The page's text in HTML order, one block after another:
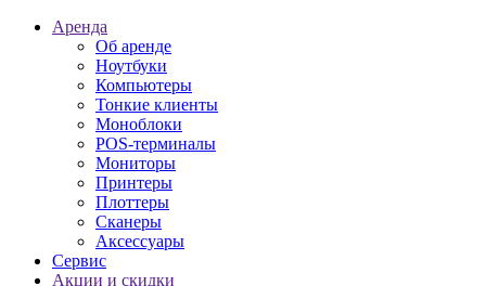
Аренда
Об аренде
Ноутбуки
Компьютеры
Тонкие клиенты
Моноблоки
POS-терминалы
Мониторы
Принтеры
Плоттеры
Сканеры
Аксессуары
Сервис
Акции и скидки